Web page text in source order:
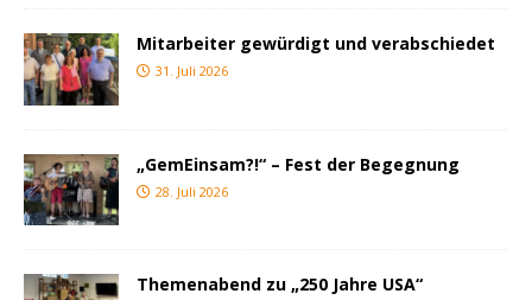
Mitarbeiter gewürdigt und verabschiedet
31. Juli 2026
„GemEinsam?!“ – Fest der Begegnung
28. Juli 2026
Themenabend zu „250 Jahre USA“